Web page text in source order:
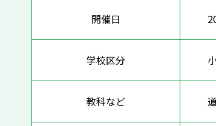
開催日
学校区分
教科など